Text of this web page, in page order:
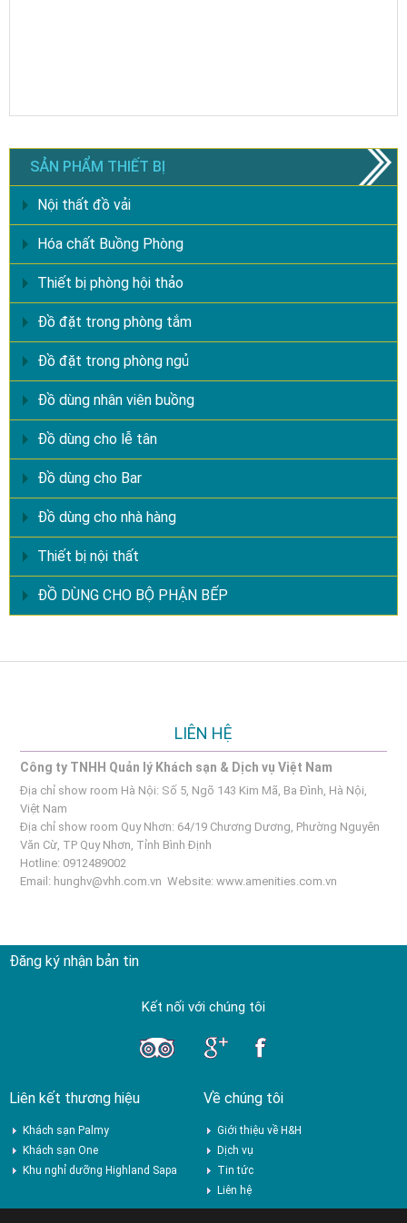
SẢN PHẨM THIẾT BỊ
Nội thất đồ vải
Hóa chất Buồng Phòng
Thiết bị phòng hội thảo
Đồ đặt trong phòng tắm
Đồ đặt trong phòng ngủ
Đồ dùng nhân viên buồng
Đồ dùng cho lễ tân
Đồ dùng cho Bar
Đồ dùng cho nhà hàng
Thiết bị nội thất
ĐỒ DÙNG CHO BỘ PHẬN BẾP
LIÊN HỆ
Công ty TNHH Quản lý Khách sạn & Dịch vụ Việt Nam
Địa chỉ show room Hà Nội: Số 5, Ngõ 143 Kim Mã, Ba Đình, Hà Nội,
Việt Nam
Địa chỉ show room Quy Nhơn: 64/19 Chương Dương, Phường Nguyên
Văn Cừ, TP Quy Nhơn, Tỉnh Bình Định
Hotline: 0912489002
Email: hunghv@vhh.com.vn Website:www.amenities.com.vn
Đăng ký nhận bản tin
Kết nối với chúng tôi
Liên kết thương hiệu
Khách sạn Palmy
Khách sạn One
Khu nghỉ dưỡng Highland Sapa
Về chúng tôi
Giới thiệu về H&H
Dịch vụ
Tin tức
Liên hệ